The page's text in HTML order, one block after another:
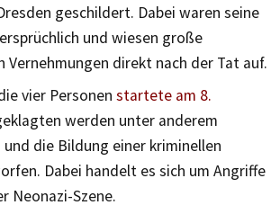
geschildert. Dabei waren seine
und wiesen große
Vernehmungen direkt nach der Tat auf.
vier Personen startete am 8.
werden unter anderem
die Bildung einer kriminellen
Dabei handelt es sich um Angriffe
Neonazi-Szene.